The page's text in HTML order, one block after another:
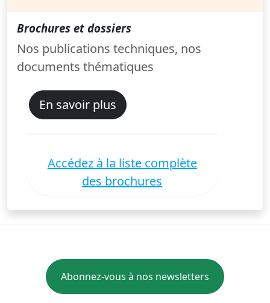
Brochures et dossiers
Nos publications techniques, nos
documents thématiques
En savoir plus
Accédez à la liste complète
des brochures
Abonnez-vous à nos newsletters